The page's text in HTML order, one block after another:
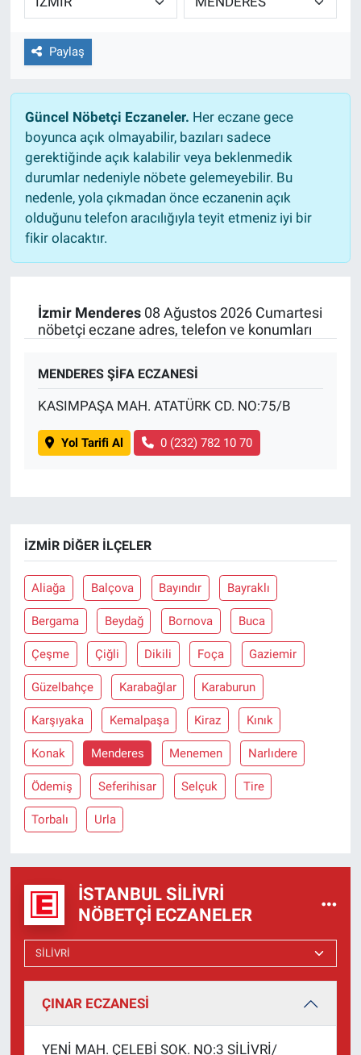
Paylaş
Güncel Nöbetçi Eczaneler. Her eczane gece
boyunca açık olmayabilir, bazıları sadece
gerektiğinde açık kalabilir veya beklenmedik
durumlar nedeniyle nöbete gelemeyebilir. Bu
nedenle, yola çıkmadan önce eczanenin açık
olduğunu telefon aracılığıyla teyit etmeniz iyi bir
fikir olacaktır.
İzmir Menderes08 Ağustos 2026 Cumartesi
nöbetçi eczane adres, telefon ve konumları
MENDERES ŞİFA ECZANESİ
KASIMPAŞA MAH. ATATÜRK CD. NO:75/B
Yol Tarifi Al 0 (232) 782 10 70
İZMIR DIĞER İLÇELER
Aliağa Balçova Bayındır Bayraklı
Bergama Beydağ Bornova Buca
Çeşme Çiğli Dikili Foça Gaziemir
Güzelbahçe Karabağlar Karaburun
Karşıyaka Kemalpaşa Kiraz Kınık
Konak Menderes Menemen Narlıdere
Ödemiş Seferihisar Selçuk Tire
Torbalı Urla
İSTANBUL SILIVRI
NÖBETÇI ECZANELER
ÇINAR ECZANESİ
YENİ MAH. ÇELEBİ SOK. NO:3 SİLİVRİ/